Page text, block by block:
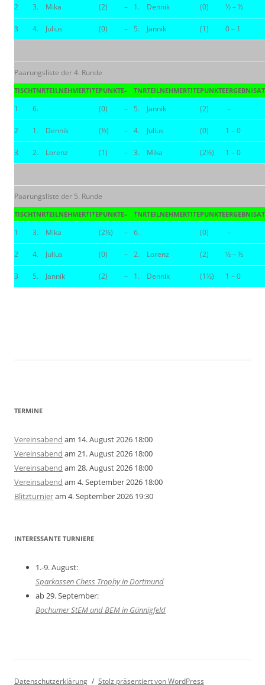
2 3. Mika (2) – 1. Dennik (0) ½ – ½
3 4. Julius (0) – 5. Jannik (1) 0 – 1
Paarungsliste der 4. Runde
TISCHTNRTEILNEHMERTITEPUNKTE– TNRTEILNEHMERTITEPUNKTEERGEBNISAT
1 6. (0) – 5. Jannik (2) –
2 1. Dennik (½) – 4. Julius (0) 1 – 0
3 2. Lorenz (1) – 3. Mika (2½) 1 – 0
Paarungsliste der 5. Runde
TISCHTNRTEILNEHMERTITEPUNKTE– TNRTEILNEHMERTITEPUNKTEERGEBNISAT
1 3. Mika (2½) – 6. (0) –
2 4. Julius (0) – 2. Lorenz (2) ½ – ½
3 5. Jannik (2) – 1. Dennik (1½) 1 – 0
TERMINE
Vereinsabend am 14. August 2026 18:00
Vereinsabend am 21. August 2026 18:00
Vereinsabend am 28. August 2026 18:00
Vereinsabend am 4. September 2026 18:00
Blitzturnieram 4. September 2026 19:30
INTERESSANTE TURNIERE
1.-9. August:
Sparkassen Chess Trophy in Dortmund
ab 29. September:
Bochumer StEM und BEM in Günnigfeld
Datenschutzerklärung Stolz präsentiert von WordPress